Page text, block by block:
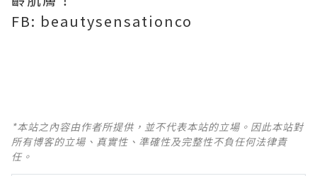
FB: beautysensationco
*本站之內容由作者所提供，並不代表本站的立場。因此本站對
所有博客的立場、真實性、準確性及完整性不負任何法律責
任。